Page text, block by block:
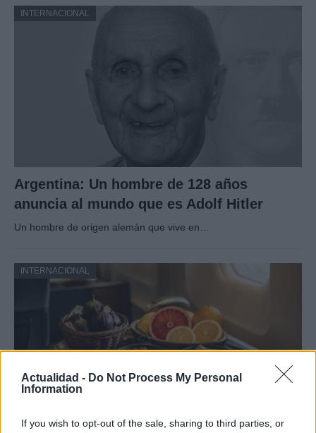
Actualidad - Do Not Process My Personal
Information
If you wish to opt-out of the sale, sharing to third parties, or
INTERNACIONAL
Argentina: Un hombre de 128 años
anuncia al mundo que es Adolf Hitler
Un hombre de origen alemán que vive en…
INTERNACIONAL